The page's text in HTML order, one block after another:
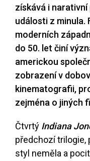
získává i
události z minula.
moderních
do 50. let činí
americkou
zobrazení v
kinematografii,
zejména o jiných
Čtvrtý Indiana
předchozí trilogie,
styl neměla a